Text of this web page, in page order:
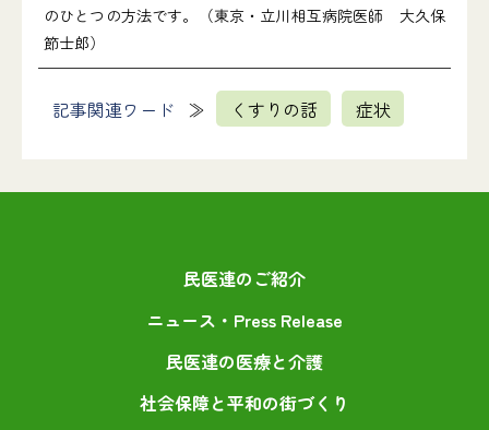
のひとつの方法です。（東京・立川相互病院医師 大久保
節士郎）
記事関連ワード くすりの話 症状
民医連のご紹介
ニュース・Press Release
民医連の医療と介護
社会保障と平和の街づくり